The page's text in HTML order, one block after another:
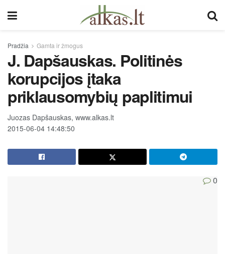
Pradžia Gamta ir žmogus
J. Dapšauskas. Politinės
korupcijos įtaka
priklausomybių paplitimui
Juozas Dapšauskas, www.alkas.lt
2015-06-04 14:48:50
0